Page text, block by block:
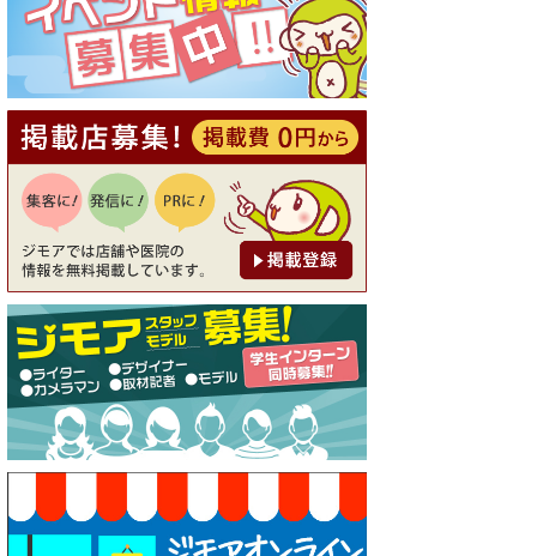
【ジモア読者特典1】料理全品
20％OFF ※18時以降（創作イ
タリアン Pia Cuore（ピアクオ
ーレ））
[有効期限]2026年9月30日
【ジモア限定②】初回割引 特
価 鼻毛脱毛 半額 2,200円⇒1,1
00円（メンズ専門ワックス脱
毛サロン Mickle（ミック
ル））
[有効期限]2026年9月30日
【ジモア限定特典①】まつ毛
カール 3,850円→ 2,750円（Pr
emiere（プルミエール））
[有効期限]2026年9月30日
焼き餃子 一皿サービス（餃子
酒場たっちゃん 西早稲田
店）
[有効期限]2026年9月30日